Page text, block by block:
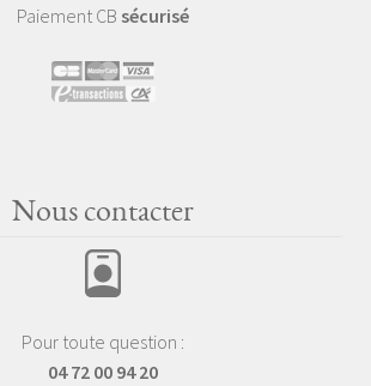
Paiement CB sécurisé
Nous contacter
Pour toute question :
04 72 00 94 20